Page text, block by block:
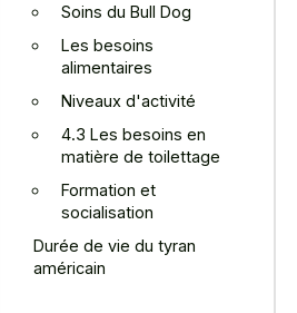
Soins du Bull Dog
Les besoins
alimentaires
Niveaux d'activité
4.3 Les besoins en
matière de toilettage
Formation et
socialisation
Durée de vie du tyran
américain